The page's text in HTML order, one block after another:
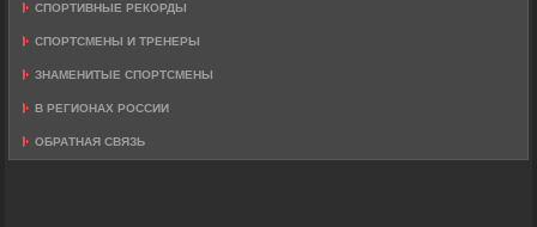
СПОРТИВНЫЕ РЕКОРДЫ
СПОРТСМЕНЫ И ТРЕНЕРЫ
ЗНАМЕНИТЫЕ СПОРТСМЕНЫ
В РЕГИОНАХ РОССИИ
ОБРАТНАЯ СВЯЗЬ